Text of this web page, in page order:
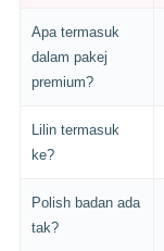
Apa termasuk
dalam pakej
premium?
Lilin termasuk
ke?
Polish badan ada
tak?